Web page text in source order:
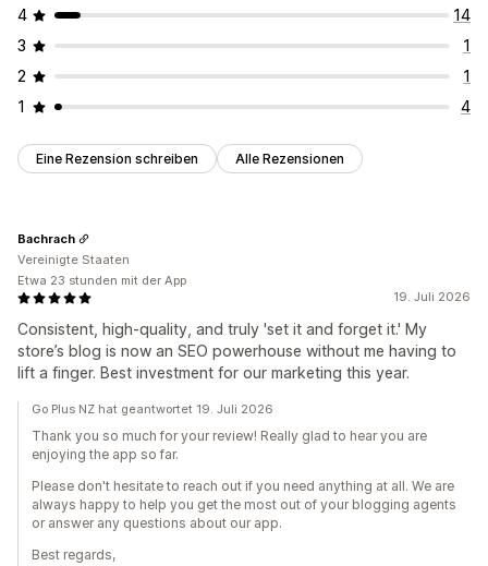
4
14
3
1
2
1
1
4
Eine Rezension schreiben Alle Rezensionen
19. Juli 2026
Consistent, high-quality, and truly 'set it and forget it.' My
store’s blog is now an SEO powerhouse without me having to
lift a finger. Best investment for our marketing this year.
Bachrach
Vereinigte Staaten
Etwa 23 stunden mit der App
Go Plus NZ hat geantwortet 19. Juli 2026
Thank you so much for your review! Really glad to hear you are
enjoying the app so far.
Please don't hesitate to reach out if you need anything at all. We are
always happy to help you get the most out of your blogging agents
or answer any questions about our app.
Best regards,